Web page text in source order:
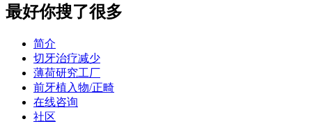
最好你搜了很多
简介
切牙治疗减少
薄荷研究工厂
前牙植入物/正畸
在线咨询
社区